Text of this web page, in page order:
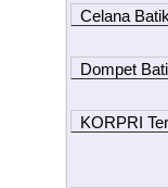
Celana Batik
Dompet
KORPRI